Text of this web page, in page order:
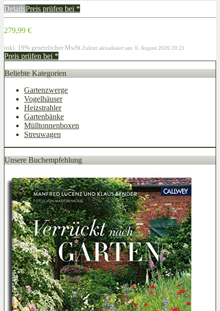
DetailsPreis prüfen bei *
279,99 €
inkl. 19% gesetzlicher MwSt. Zuletzt aktualisiert am: 6. August 2026 20:21
Preis prüfen bei *
Beliebte Kategorien
Gartenzwerge
Vogelhäuser
Heizstrahler
Gartenbänke
Mülltonnenboxen
Streuwagen
Unsere Buchempfehlung